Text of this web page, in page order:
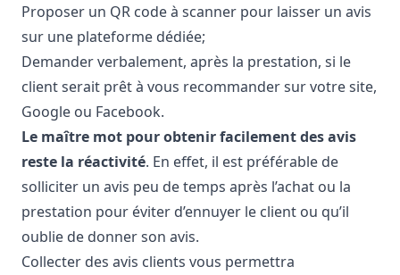
Proposer un QR code à scanner pour laisser un avis
sur une plateforme dédiée;
Demander verbalement, après la prestation, si le
client serait prêt à vous recommander sur votre site,
Google ou Facebook.
Le maître mot pour obtenir facilement des avis
reste la réactivité. En effet, il est préférable de
solliciter un avis peu de temps après l’achat ou la
prestation pour éviter d’ennuyer le client ou qu’il
oublie de donner son avis.
Collecter des avis clients vous permettra